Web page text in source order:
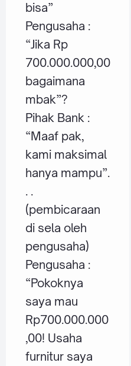
bisa”
Pengusaha :
“Jika Rp
700.000.000,00
bagaimana
mbak”?
Pihak Bank :
“Maaf pak,
kami maksimal
hanya mampu”.
. .
(pembicaraan
di sela oleh
pengusaha)
Pengusaha :
“Pokoknya
saya mau
Rp700.000.000
,00! Usaha
furnitur saya